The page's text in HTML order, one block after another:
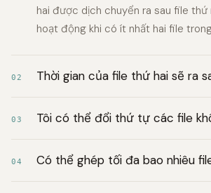
hai được dịch chuyển ra sau file thứ
hoạt động khi có ít nhất hai file
02 Thời gian của file thứ hai sẽ ra
03 Tôi có thể đổi thứ tự các file
04 Có thể ghép tối đa bao nhiêu